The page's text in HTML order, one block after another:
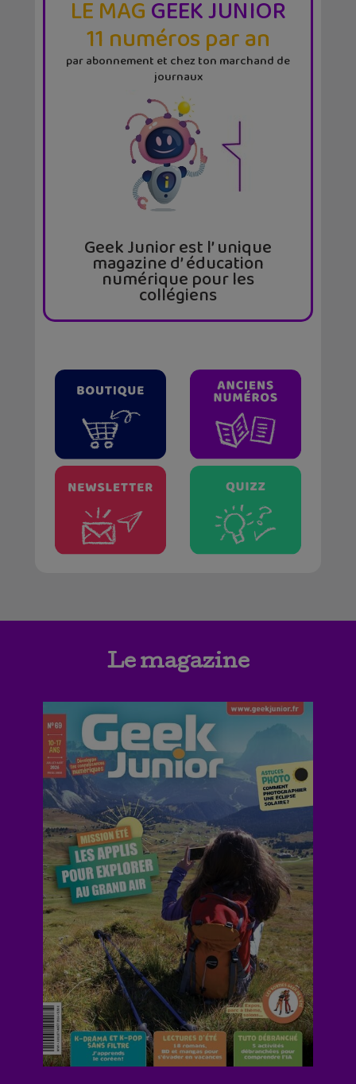
LE MAGGEEK JUNIOR
11 numéros par an
par abonnement et chez ton marchand de
journaux
Geek Junior est l’ unique
magazine d’ éducation
numérique pour les
collégiens
Le magazine